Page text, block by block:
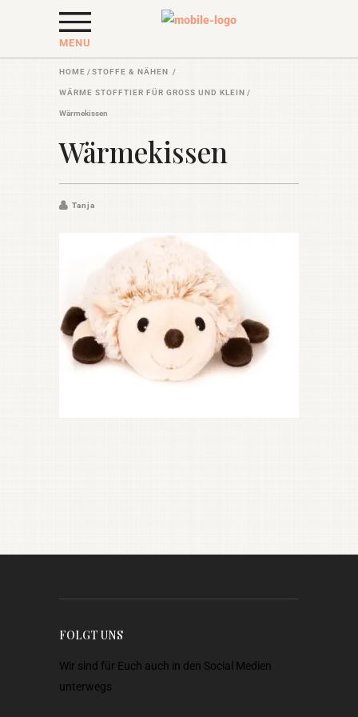
MENU
HOME /STOFFE & NÄHEN /
WÄRME STOFFTIER FÜR GROSS UND KLEIN /
Wärmekissen
Wärmekissen
Tanja
FOLGT UNS
Wir sind für Euch auch in den Social Medien
unterwegs